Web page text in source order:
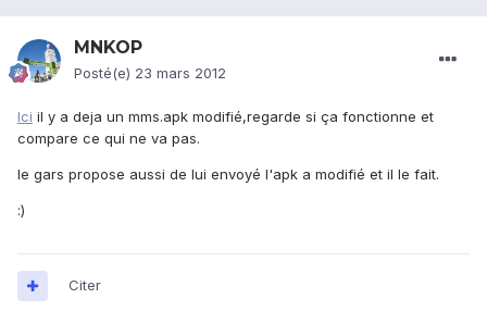
MNKOP
Posté(e) 23 mars 2012
Ici il y a deja un mms.apk modifié,regarde si ça fonctionne et
compare ce qui ne va pas.
le gars propose aussi de lui envoyé l'apk a modifié et il le fait.
:)
Citer